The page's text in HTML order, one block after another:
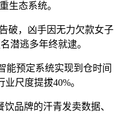
生态系统。
，凶手因无力欠款女子
潜逃多年终就逮。
预定系统实现到仓时间
尺度提拔40%。
品牌的汗青发卖数据、